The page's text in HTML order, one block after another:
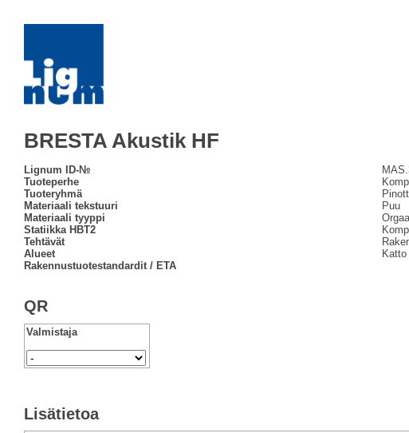
BRESTA Akustik HF
Lignum ID-№
Tuoteperhe
Tuoteryhmä
Materiaali tekstuuri
Puu
Materiaali tyyppi
Statiikka HBT2
Tehtävät
Alueet
Rakennustuotestandardit / ETA
QR
Valmistaja
Lisätietoa